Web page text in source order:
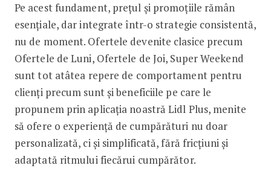
Pe acest fundament, prețul și promoțiile rămân
esențiale, dar integrate într-o strategie consistentă,
nu de moment. Ofertele devenite clasice precum
Ofertele de Luni, Ofertele de Joi, Super Weekend
sunt tot atâtea repere de comportament pentru
clienți precum sunt și beneficiile pe care le
propunem prin aplicația noastră Lidl Plus, menite
să ofere o experiență de cumpărături nu doar
personalizată, ci și simplificată, fără fricțiuni și
adaptată ritmului fiecărui cumpărător.